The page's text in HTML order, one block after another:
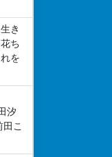
き
ち
を
汐
こ